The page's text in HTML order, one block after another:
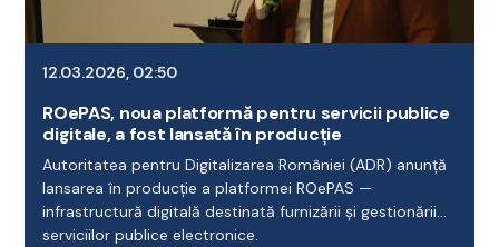
12.03.2026, 02:50
ROePAS, noua platformă pentru servicii publice
digitale, a fost lansată în producție
Autoritatea pentru Digitalizarea României (ADR) anunță
lansarea în producție a platformei ROePAS —
infrastructură digitală destinată furnizării și gestionării
serviciilor publice electronice.